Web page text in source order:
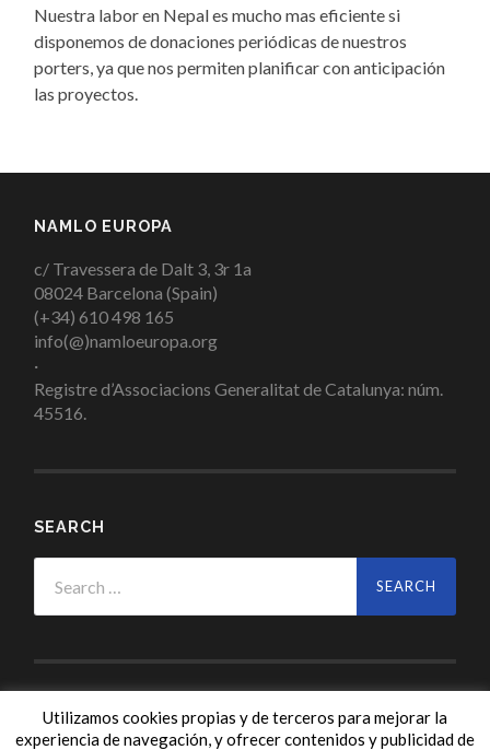
Nuestra labor en Nepal es mucho mas eficiente si
disponemos de donaciones periódicas de nuestros
porters, ya que nos permiten planificar con anticipación
las proyectos.
NAMLO EUROPA
c/ Travessera de Dalt 3, 3r 1a
08024 Barcelona (Spain)
(+34) 610 498 165
info(@)namloeuropa.org
·
Registre d’Associacions Generalitat de Catalunya: núm.
45516.
SEARCH
for:
Utilizamos cookies propias y de terceros para mejorar la
experiencia de navegación, y ofrecer contenidos y publicidad de